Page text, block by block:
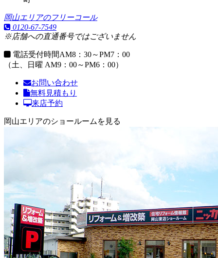
岡山エリアのフリーコール
0120-67-7549
※店舗への直通番号ではございません
電話受付時間AM8：30～PM7：00
（土、日曜 AM9：00～PM6：00）
お問い合わせ
無料見積もり
来店予約
岡山エリアのショールームを見る